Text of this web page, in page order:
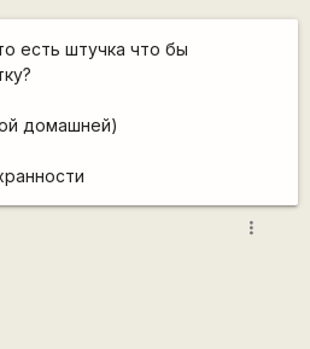
есть штучка что бы
домашней)
more_vert